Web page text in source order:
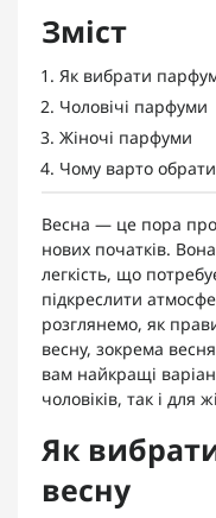
Зміст
Як вибрати
Чоловічі парфуми
Жіночі парфуми
Чому варто
Весна — це пора
нових початків.
легкість, що
підкреслити
розглянемо, як
весну, зокрема
вам найкращі
чоловіків, так і для
Як
весну